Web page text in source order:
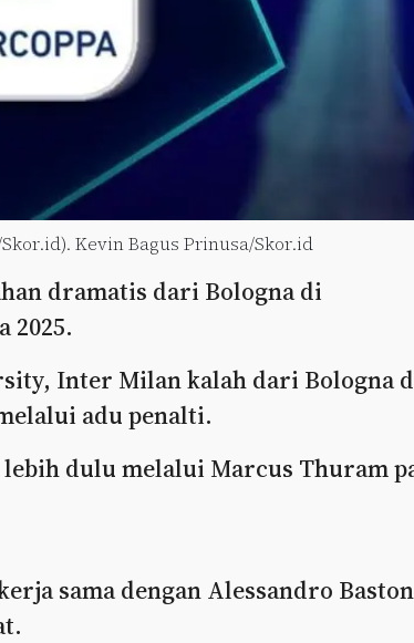
Kevin Bagus Prinusa/Skor.id
dramatis dari Bologna di
2025.
Inter Milan kalah dari Bologna
adu penalti.
dulu melalui Marcus Thuram
sama dengan Alessandro